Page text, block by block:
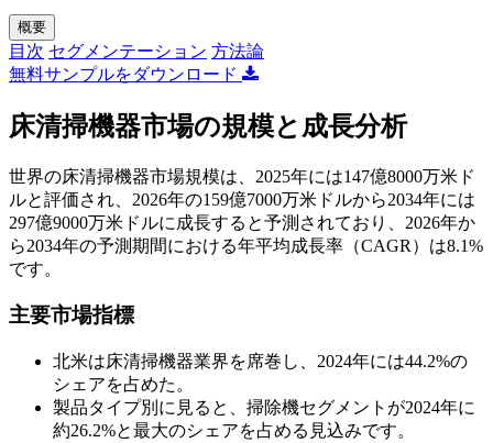
概要
目次 セグメンテーション 方法論
無料サンプルをダウンロード
床清掃機器市場の規模と成長分析
世界の床清掃機器市場規模は、2025年には147億8000万米ド
ルと評価され、2026年の159億7000万米ドルから2034年には
297億9000万米ドルに成長すると予測されており、2026年か
ら2034年の予測期間における年平均成長率（CAGR）は8.1%
です。
主要市場指標
北米は床清掃機器業界を席巻し、2024年には44.2%の
シェアを占めた。
製品タイプ別に見ると、掃除機セグメントが2024年に
約26.2%と最大のシェアを占める見込みです。